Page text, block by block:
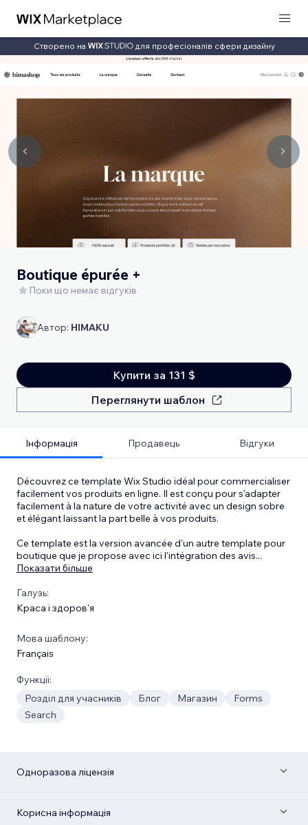
Створено на для професіоналів сфери дизайну
Boutique épurée +
Поки що немає відгуків
Автор: HIMAKU
Купити за 131 $
Переглянути шаблон
Інформація Продавець Відгуки
Découvrez ce template Wix Studio idéal pour commercialiser
facilement vos produits en ligne. Il est conçu pour s'adapter
facilement à la nature de votre activité avec un design sobre
et élégant laissant la part belle à vos produits.
Ce template est la version avancée d'un autre template pour
boutique que je propose avec ici l'intégration des avis...
Показати більше
Галузь:
Краса і здоров'я
Мова шаблону:
Français
Функції:
Розділ для учасників
Блог Магазин
Forms
Search
Одноразова ліцензія
Корисна інформація